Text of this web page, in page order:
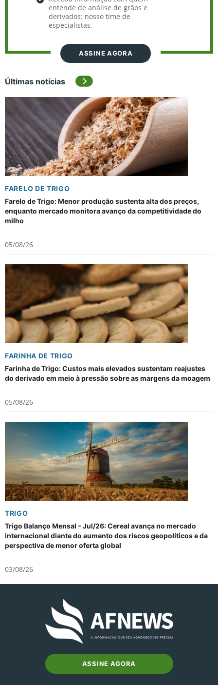
entende de análise de grãos e
derivados: nosso time de
especialistas.
ASSINE AGORA
Últimas notícias
FARELO DE TRIGO
Farelo de Trigo: Menor produção sustenta alta dos preços,
enquanto mercado monitora avanço da competitividade do
milho
05/08/26
FARINHA DE TRIGO
Farinha de Trigo: Custos mais elevados sustentam reajustes
do derivado em meio à pressão sobre as margens da moagem
05/08/26
TRIGO
Trigo Balanço Mensal – Jul/26: Cereal avança no mercado
internacional diante do aumento dos riscos geopolíticos e da
perspectiva de menor oferta global
03/08/26
ASSINE AGORA